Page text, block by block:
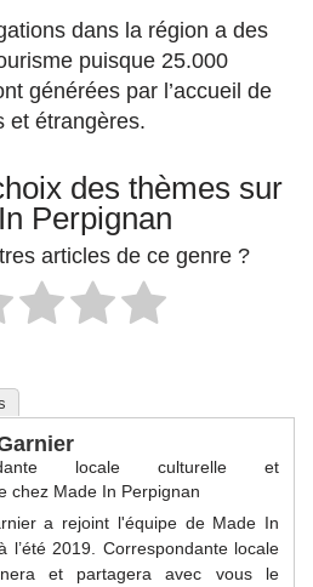
dans la région a des
puisque 25.000
générées par l’accueil de
et étrangères.
des thèmes sur
Perpignan
articles de ce genre ?
locale culturelle et
chez Made In Perpignan
a rejoint l'équipe de Made In
l’été 2019. Correspondante locale
et partagera avec vous le